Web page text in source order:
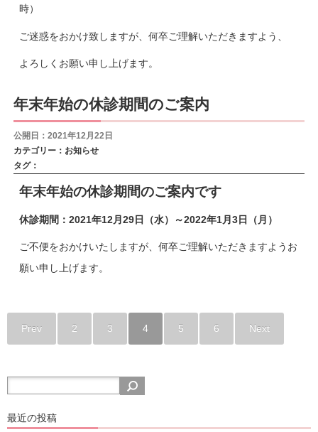
時）
ご迷惑をおかけ致しますが、何卒ご理解いただきますよう、
よろしくお願い申し上げます。
年末年始の休診期間のご案内
公開日：2021年12月22日
カテゴリー： お知らせ
タグ：
年末年始の休診期間のご案内です
休診期間：2021年12月29日（水）～2022年1月3日（月 ）
ご不便をおかけいたしますが、何卒ご理解いただきますようお
願い申し上げます。
Prev 2 3 4 5 6 Next
最近の投稿